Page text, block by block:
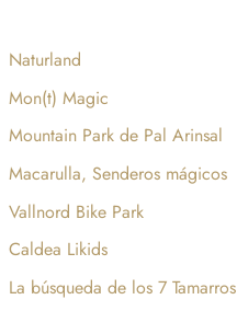
Naturland
Mon(t) Magic
Mountain Park de Pal Arinsal
Macarulla, Senderos mágicos
Vallnord Bike Park
Caldea Likids
La búsqueda de los 7 Tamarros